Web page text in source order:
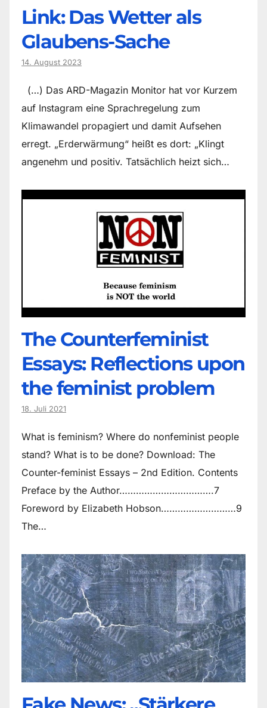
Link: Das Wetter als
Glaubens-Sache
14. August 2023
(…) Das ARD-Magazin Monitor hat vor Kurzem
auf Instagram eine Sprachregelung zum
Klimawandel propagiert und damit Aufsehen
erregt. „Erderwärmung“ heißt es dort: „Klingt
angenehm und positiv. Tatsächlich heizt sich…
The Counter­feminist
Essays: Reflections upon
the feminist problem
18. Juli 2021
What is feminism? Where do non­feminist people
stand? What is to be done? Download: The
Counter-feminist Essays – 2nd Edition. Contents
Preface by the Author…………………………….7
Foreword by Elizabeth Hobson………………………9
The…